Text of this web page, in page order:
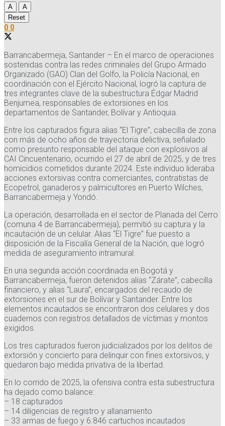
A
A
Reset
0 0
Barrancabermeja, Santander – En el marco de operaciones
sostenidas contra las redes criminales del Grupo Armado
Organizado (GAO) Clan del Golfo, la Policía Nacional, en
coordinación con el Ejército Nacional, logró la captura de
tres integrantes clave de la subestructura Édgar Madrid
Benjumea, responsables de extorsiones en los
departamentos de Santander, Bolívar y Antioquia.
Entre los capturados figura alias “El Tigre”, cabecilla de zona
con más de ocho años de trayectoria delictiva, señalado
como presunto responsable del ataque con explosivos al
CAI Cincuentenario, ocurrido el 27 de abril de 2025, y de tres
homicidios cometidos durante 2024. Este individuo lideraba
acciones extorsivas contra comerciantes, contratistas de
Ecopetrol, ganaderos y palmicultores en Puerto Wilches,
Barrancabermeja y Yondó.
La operación, desarrollada en el sector de Planada del Cerro
(comuna 4 de Barrancabermeja), permitió su captura y la
incautación de un celular. Alias “El Tigre” fue puesto a
disposición de la Fiscalía General de la Nación, que logró
medida de aseguramiento intramural.
En una segunda acción coordinada en Bogotá y
Barrancabermeja, fueron detenidos alias “Zárate”, cabecilla
financiero, y alias “Laura”, encargados del recaudo de
extorsiones en el sur de Bolívar y Santander. Entre los
elementos incautados se encontraron dos celulares y dos
cuadernos con registros detallados de víctimas y montos
exigidos.
Los tres capturados fueron judicializados por los delitos de
extorsión y concierto para delinquir con fines extorsivos, y
quedaron bajo medida privativa de la libertad.
En lo corrido de 2025, la ofensiva contra esta subestructura
ha dejado como balance:
– 18 capturados
– 14 diligencias de registro y allanamiento
– 33 armas de fuego y 6.846 cartuchos incautados